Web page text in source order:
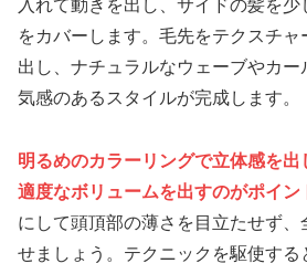
入れて動きを出し、サイドの髪を少
をカバーします。毛先をテクスチ
出し、ナチュラルなウェーブやカ
気感のあるスタイルが完成します。
明るめのカラーリングで立体感を
適度なボリュームを出すのがポイン
にして頭頂部の薄さを目立たせず、
せましょう。テクニックを駆使する